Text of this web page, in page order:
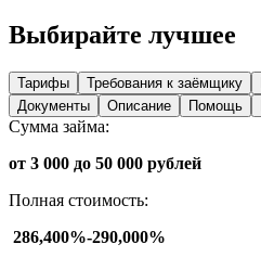
Выбирайте лучшее
Тарифы Требования к заёмщику
Документы
Описание Помощь
Сумма займа:
от 3 000 до 50 000 рублей
Полная стоимость:
286,400%-290,000%